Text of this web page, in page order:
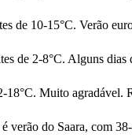
de 10-15°C. Verão
de 2-8°C. Alguns
18°C. Muito agradável.
é verão do Saara, com